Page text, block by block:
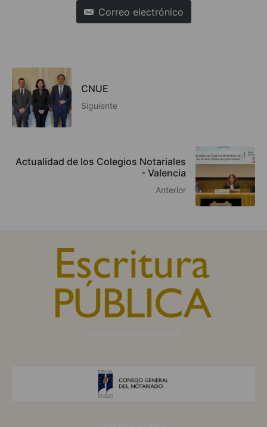
Correo electrónico
CNUE
Siguiente
Actualidad de los Colegios Notariales
- Valencia
Anterior